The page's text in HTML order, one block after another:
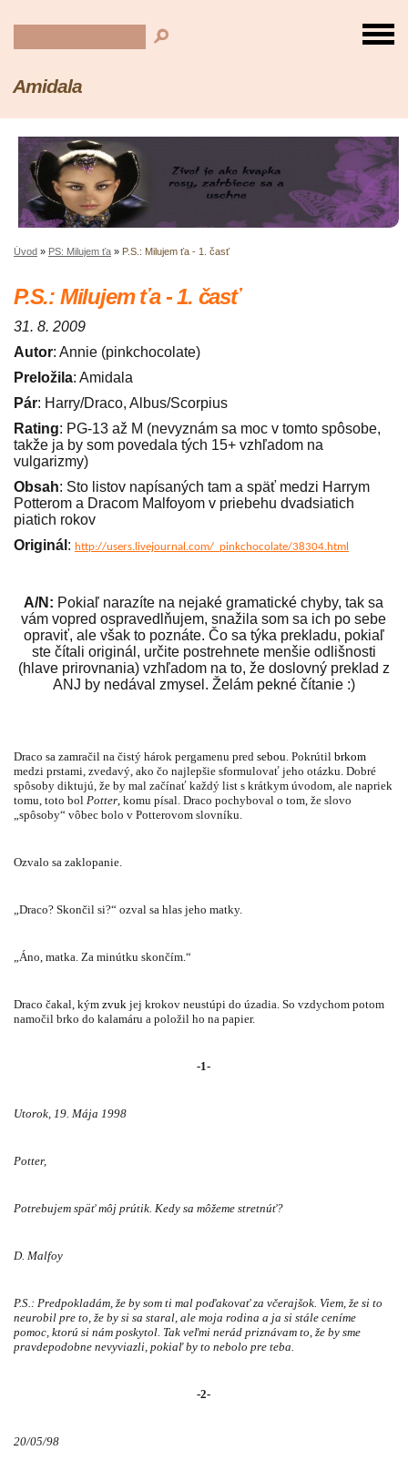
Amidala
Úvod » PS: Milujem ťa » P.S.: Milujem ťa - 1. časť
P.S.: Milujem ťa - 1. časť
31. 8. 2009
Autor: Annie (pinkchocolate)
Preložila: Amidala
Pár: Harry/Draco, Albus/Scorpius
Rating: PG-13 až M (nevyznám sa moc v tomto spôsobe,
takže ja by som povedala tých 15+ vzhľadom na
vulgarizmy)
Obsah: Sto listov napísaných tam a späť medzi Harrym
Potterom a Dracom Malfoyom v priebehu dvadsiatich
piatich rokov
Originál : http://users.livejournal.com/_pinkchocolate/38304.html
A/N: Pokiaľ narazíte na nejaké gramatické chyby, tak sa
vám vopred ospravedlňujem, snažila som sa ich po sebe
opraviť, ale však to poznáte. Čo sa týka prekladu, pokiaľ
ste čítali originál, určite postrehnete menšie odlišnosti
(hlave prirovnania) vzhľadom na to, že doslovný preklad z
ANJ by nedával zmysel. Želám pekné čítanie :)
Draco sa zamračil na čistý hárok pergamenu pred sebou. Pokrútil brkom
medzi prstami, zvedavý, ako čo najlepšie sformulovať jeho otázku. Dobré
spôsoby diktujú, že by mal začínať každý list s krátkym úvodom, ale napriek
tomu, toto bol Potter, komu písal. Draco pochyboval o tom, že slovo
„spôsoby“ vôbec bolo v Potterovom slovníku.
Ozvalo sa zaklopanie.
„Draco? Skončil si?“ ozval sa hlas jeho matky.
„Áno, matka. Za minútku skončím.“
Draco čakal, kým zvuk jej krokov neustúpi do úzadia. So vzdychom potom
namočil brko do kalamáru a položil ho na papier.
-1-
Utorok, 19. Mája 1998
Potter,
Potrebujem späť môj prútik. Kedy sa môžeme stretnúť?
D. Malfoy
P.S.: Predpokladám, že by som ti mal poďakovať za včerajšok. Viem, že si to
neurobil pre to, že by si sa staral, ale moja rodina a ja si stále ceníme
pomoc, ktorú si nám poskytol. Tak veľmi nerád priznávam to, že by sme
pravdepodobne nevyviazli, pokiaľ by to nebolo pre teba.
-2-
20/05/98